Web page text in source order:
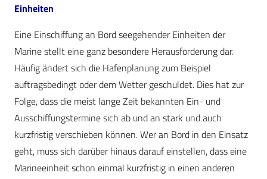
Einheiten
Eine Einschiffung an Bord seegehender Einheiten der
Marine stellt eine ganz besondere Herausforderung dar.
Häufig ändert sich die Hafenplanung zum Beispiel
auftragsbedingt oder dem Wetter geschuldet. Dies hat zur
Folge, dass die meist lange Zeit bekannten Ein- und
Ausschiffungstermine sich ab und an stark und auch
kurzfristig verschieben können. Wer an Bord in den Einsatz
geht, muss sich darüber hinaus darauf einstellen, dass eine
Marineeinheit schon einmal kurzfristig in einen anderen